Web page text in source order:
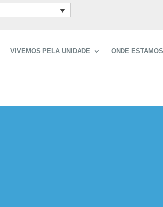
VIVEMOS PELA UNIDADE ONDE ESTAMOS